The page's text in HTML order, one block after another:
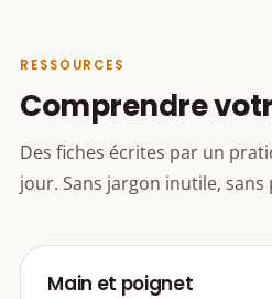
RESSOURCES
Comprendre
Des fiches écrites par un
jour. Sans jargon inutile, sans
Main et poignet